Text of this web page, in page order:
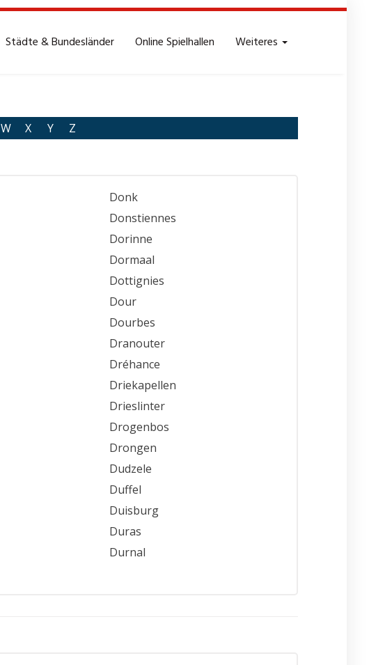
Städte & Bundesländer Online Spielhallen Weiteres
W X Y Z
Donk
Donstiennes
Dorinne
Dormaal
Dottignies
Dour
Dourbes
Dranouter
Dréhance
Driekapellen
Drieslinter
Drogenbos
Drongen
Dudzele
Duffel
Duisburg
Duras
Durnal